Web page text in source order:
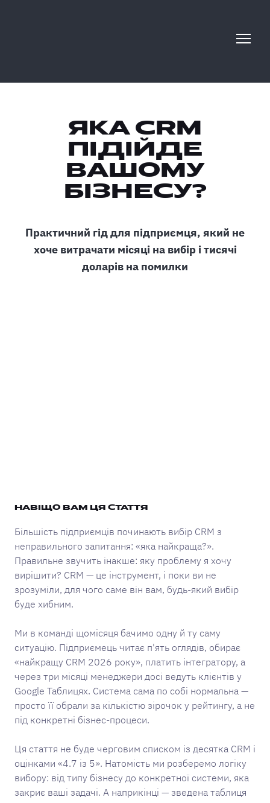
ЯКА CRM
ПІДІЙДЕ
ВАШОМУ
БІЗНЕСУ?
Практичний гід для підприємця, який не
хоче витрачати місяці на вибір і тисячі
доларів на помилки
НАВІЩО ВАМ ЦЯ СТАТТЯ
Більшість підприємців починають вибір CRM з
неправильного запитання: «яка найкраща?».
Правильне звучить інакше: яку проблему я хочу
вирішити? CRM — це інструмент, і поки ви не
зрозуміли, для чого саме він вам, будь-який вибір
буде хибним.
Ми в команді щомісяця бачимо одну й ту саму
ситуацію. Підприємець читає п'ять оглядів, обирає
«найкращу CRM 2026 року», платить інтегратору, а
через три місяці менеджери досі ведуть клієнтів у
Google Таблицях. Система сама по собі нормальна —
просто її обрали за кількістю зірочок у рейтингу, а не
під конкретні бізнес-процеси.
Ця стаття не буде черговим списком із десятка CRM і
оцінками «4.7 із 5». Натомість ми розберемо логіку
вибору: від типу бізнесу до конкретної системи, яка
закриє ваші задачі. А наприкінці — зведена таблиця